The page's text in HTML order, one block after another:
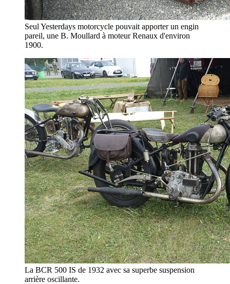
Seul Yesterdays motorcycle pouvait apporter un engin
pareil, une B. Moullard à moteur Renaux d'environ
1900.
La BCR 500 IS de 1932 avec sa superbe suspension
arrière oscillante.